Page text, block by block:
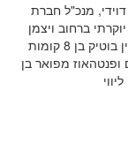
52 תל אביב מאיר דוידי, מנכ"ל חברת
ניצנים אחזקות ופיננסים, מקדם פרויקט תמ"א 32 יוקרתי ברחוב ויצמן
52 בתל אביב. הפרויקט יכלול 27 יחידות דיור בבניין בוטיק בן 8 קומות
כולל תמהיל דירות 3-4 חדרים ופנטהאוז מפואר בן